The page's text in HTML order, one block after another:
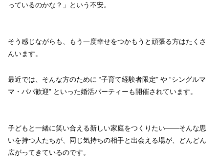
っているのかな？」という不安。
そう感じながらも、もう一度幸せをつかもうと頑張る方はたくさ
んいます。
最近では、そんな方のために “子育て経験者限定” や “シングルマ
マ・パパ歓迎” といった婚活パーティーも開催されています。
子どもと一緒に笑い合える新しい家庭をつくりたい――そんな思
いを持つ人たちが、同じ気持ちの相手と出会える場が、どんどん
広がってきているのです。